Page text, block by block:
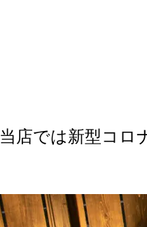
当店では新型コロ